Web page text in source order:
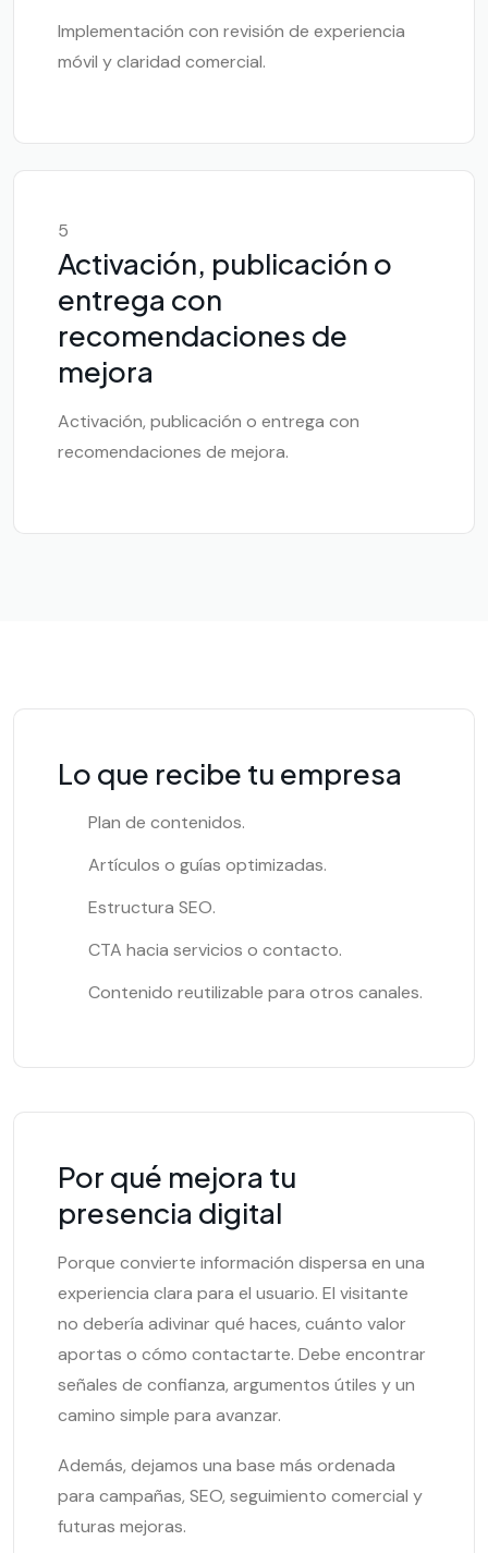
Implementación con revisión de experiencia
móvil y claridad comercial.
5
Activación, publicación o
entrega con
recomendaciones de
mejora
Activación, publicación o entrega con
recomendaciones de mejora.
Lo que recibe tu empresa
Plan de contenidos.
Artículos o guías optimizadas.
Estructura SEO.
CTA hacia servicios o contacto.
Contenido reutilizable para otros canales.
Por qué mejora tu
presencia digital
Porque convierte información dispersa en una
experiencia clara para el usuario. El visitante
no debería adivinar qué haces, cuánto valor
aportas o cómo contactarte. Debe encontrar
señales de confianza, argumentos útiles y un
camino simple para avanzar.
Además, dejamos una base más ordenada
para campañas, SEO, seguimiento comercial y
futuras mejoras.